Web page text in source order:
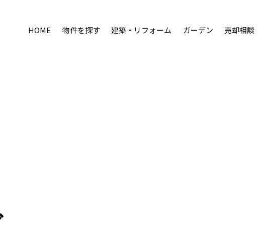
HOME 物件を探す 建築・リフォーム ガーデン 売却相談